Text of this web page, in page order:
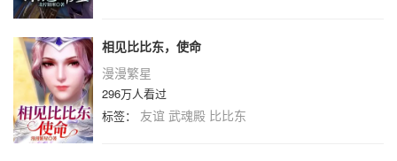
相见比比东，使命
漫漫繁星
296万人看过
标签： 友谊 武魂殿 比比东